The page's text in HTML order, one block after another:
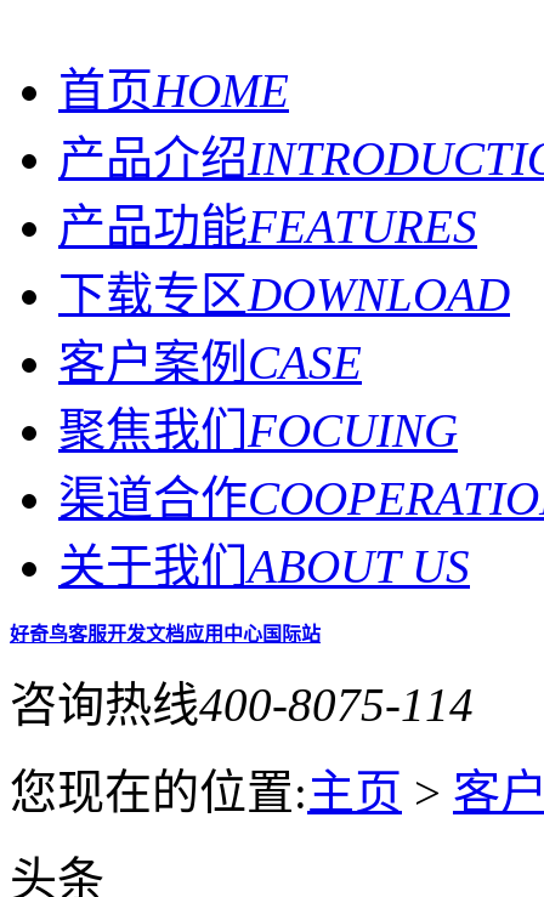
首页HOME
产品介绍
产品功能FEATURES
下载专区DOWNLOAD
客户案例 CASE
聚焦我们 FOCUING
渠道合作
关于我们ABOUT US
好奇鸟客服开发文档应用中心国际站
咨询热线400-8075-114
您现在的位置:主页 > 客
头条